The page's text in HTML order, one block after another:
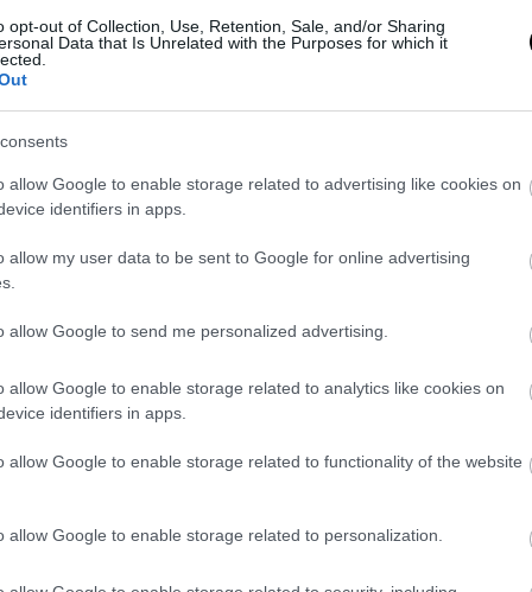
opt-out of Collection, Use, Retention, Sale, and/or Sharing
Data that Is Unrelated with the Purposes for which it
allow Google to enable storage related to advertising like cookies on
identifiers in apps.
allow my user data to be sent to Google for online advertising
allow Google to send me personalized advertising.
allow Google to enable storage related to analytics like cookies on
identifiers in apps.
allow Google to enable storage related to functionality of the website
allow Google to enable storage related to personalization.
δύσκολο γιατί απέναντί μου είχα και τη
κατέθεσε εναντίον μας. Και ίσως αυτό να ήταν
σε αυτή την ιστορία».
χρόνια ήταν προφυλακισμένος, καταδικάστηκε
παρόλα αυτά μέχρι και το εφετείο είχε το
φοράει ράσα. Αυτό εμένα σαν χριστιανή
η δικηγόρος θυμάτων του ιερέα, Αικατερίνη
«Τα κορίτσια που εκπροσωπώ αισθάνονται
αποκάλυψε σε βάρος του ιερέα εκκρεμεί κι
για συναφείς πράξεις, δηλαδή για βιασμό και
σε ασέλγεια για άλλα 2 κορίτσια θύματα.
είναι σε προσδιορισμό».